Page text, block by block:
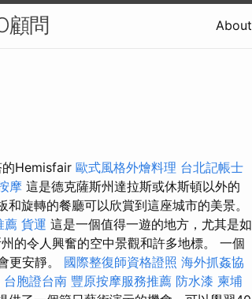
顧問 About
的Hemisfair 歐式風格外燴料理 台北記帳士
摩 這是德克薩斯州達拉斯或休斯頓以外的
和旋轉的餐廳可以欣賞到這座城市的美景。
薦 貨運 這是一個值得一遊的地方，尤其是如
的令人興奮的空中景觀和許多地標。 一個
更安靜。 國際整復師資格證照 海外抓姦協
台胞證台南 豐原按摩服務推薦 防水漆 柬埔